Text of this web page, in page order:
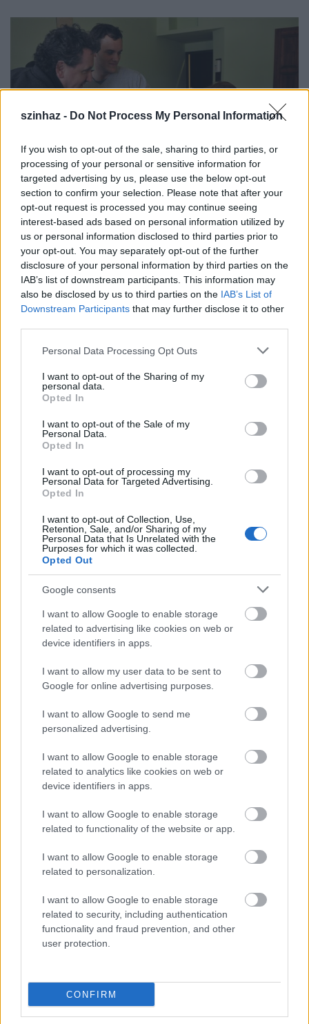
szinhaz - Do Not Process My Personal Information
If you wish to opt-out of the sale, sharing to third parties, or
processing of your personal or sensitive information for
targeted advertising by us, please use the below opt-out
section to confirm your selection. Please note that after your
opt-out request is processed you may continue seeing
interest-based ads based on personal information utilized by
us or personal information disclosed to third parties prior to
your opt-out. You may separately opt-out of the further
disclosure of your personal information by third parties on the
IAB’s list of downstream participants. This information may
also be disclosed by us to third parties on the IAB’s List of
Downstream Participants that may further disclose it to other
Please note that this website/app uses one or more Google
not limited to your visit or usage behaviour. You may click to
grant or deny consent to Google and its third-party tags to
use your data for below specified purposes in below Google
consent section.
Personal Data Processing Opt Outs
I want to opt-out of the Sharing of my
personal data.
Opted In
I want to opt-out of the Sale of my
Personal Data.
Opted In
I want to opt-out of processing my
Personal Data for Targeted Advertising.
Opted In
I want to opt-out of Collection, Use,
Retention, Sale, and/or Sharing of my
Personal Data that Is Unrelated with the
Purposes for which it was collected.
Opted Out
Google consents
I want to allow Google to enable storage
related to advertising like cookies on web or
device identifiers in apps.
I want to allow my user data to be sent to
Google for online advertising purposes.
I want to allow Google to send me
personalized advertising.
I want to allow Google to enable storage
related to analytics like cookies on web or
device identifiers in apps.
I want to allow Google to enable storage
related to functionality of the website or app.
I want to allow Google to enable storage
related to personalization.
I want to allow Google to enable storage
related to security, including authentication
functionality and fraud prevention, and other
user protection.
CONFIRM
Fotó: Kovács Attila
A Magyar Állami Operaház a jövő nemzedékének
alá. A koncertfelvételekről Mozart Varázsfuvolájának
Eschenbach, A diótörő virágkeringője pedig a
Budapesti Filharmóniai Társaság Zenekarának
csendül fel. A rózsalovag szvitet a tehetséges fiatal
Juraj Valcuha
"Nem mindegyik kifejezetten baba darab, de a
szülőkhöz is akartunk szólni. És némelyik tétel egy
csecsemő számára is kedves lehet, a mi első
gyerekünket például Schubert Pisztráng ötösére
ringattuk, az se annyira könnyű zene, mégis +bejött+
neki. A lemezen van egy hely ahová beragasztható a
gyerek képe, így szép emlék marad" - tette hozzá.
A lemezre került még Chopin cisz-moll noktürnje, ezt
Tzimon Barto játssza, megszólal Liszt Szerelmi
álmok című darabjának átirata Jurij Szimonov,
Sibelius Valse Tristje Leif Segerstam pálcája alatt. A
dirigálja. Az Egmont nyitányt Kovács János
vezetésével játssza az együttes. Bach d-moll
Kokas Katalin hegedűművész, Hanna és Gáspár
mamája írta a CD ajánlását.
"Úgy gondolom - és ez azóta sem változott -, hogy az
emberiség sorsának alakulása elsősorban az
édesanyákon múlik" - hangsúlyozta, hozzátéve:
"...van valami, amelyben megingathatatlanul hiszek:
a művészet erejében. A több száz éves európai,
klasszikus zenei kultúra hagyományában. Ezek a
hangok a lélek olyan mélységébe jutnak el, ahová
más nem. A zene felemel, megtisztít, megnyugtat,
Katalin.